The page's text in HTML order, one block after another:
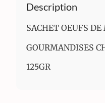
Description
SACHET OEUFS
GOURMANDISES
125GR